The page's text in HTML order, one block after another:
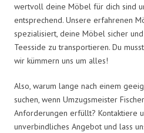
wertvoll deine Möbel für dich sind
entsprechend. Unsere erfahrenen
spezialisiert, deine Möbel sicher
Teesside zu transportieren. Du
wir kümmern uns um alles!
Also, warum lange nach einem
suchen, wenn Umzugsmeister
Anforderungen erfüllt? Kontaktiere
unverbindliches Angebot und lass